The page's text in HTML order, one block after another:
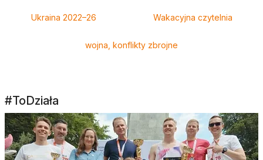
Ukraina 2022–26 Wakacyjna czytelnia
wojna, konflikty zbrojne
#ToDziała